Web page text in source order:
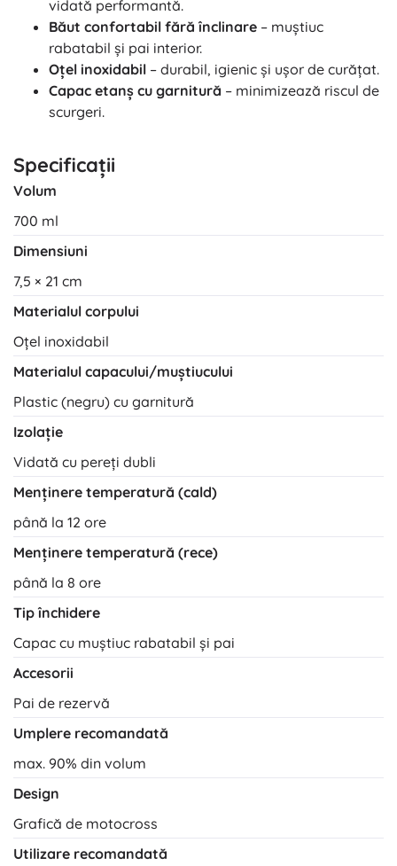
vidată performantă.
Băut confortabil fără înclinare – muștiuc
rabatabil și pai interior.
Oțel inoxidabil – durabil, igienic și ușor de curățat.
Capac etanș cu garnitură – minimizează riscul de
scurgeri.
Specificații
Volum
700 ml
Dimensiuni
7,5 × 21 cm
Materialul corpului
Oțel inoxidabil
Materialul capacului/muștiucului
Plastic (negru) cu garnitură
Izolație
Vidată cu pereți dubli
Menținere temperatură (cald)
până la 12 ore
Menținere temperatură (rece)
până la 8 ore
Tip închidere
Capac cu muștiuc rabatabil și pai
Accesorii
Pai de rezervă
Umplere recomandată
max. 90% din volum
Design
Grafică de motocross
Utilizare recomandată